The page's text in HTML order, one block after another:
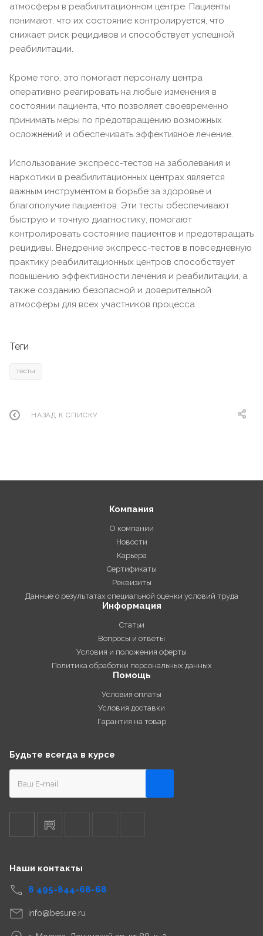
атмосферы в реабилитационном центре. Пациенты
понимают, что их состояние контролируется, что
снижает риск рецидивов и способствует успешной
реабилитации.
Кроме того, это помогает персоналу центра
оперативно реагировать на любые изменения в
состоянии пациента, что позволяет своевременно
принимать меры по предотвращению возможных
осложнений и обеспечивать эффективное лечение.
Использование экспресс-тестов на заболевания и
наркотики в реабилитационных центрах является
важным инструментом в борьбе за здоровье и
благополучие пациентов. Эти тесты обеспечивают
быструю и точную диагностику, помогают
контролировать состояние пациентов и предотвращать
рецидивы. Внедрение экспресс-тестов в повседневную
практику реабилитационных центров способствует
повышению эффективности лечения и реабилитации, а
также созданию безопасной и доверительной
атмосферы для всех участников процесса.
Теги
тесты
НАЗАД К СПИСКУ
Компания
О компании
Новости
Карьера
Сертификаты
Реквизиты
Данные о результатах специальной оценки условий труда
Информация
Статьи
Вопросы и ответы
Условия и положения оферты
Политика обработки персональных данных
Помощь
Условия оплаты
Условия доставки
Гарантия на товар
Будьте всегда в курсе
Наши контакты
8 495-844-68-68
info@besure.ru